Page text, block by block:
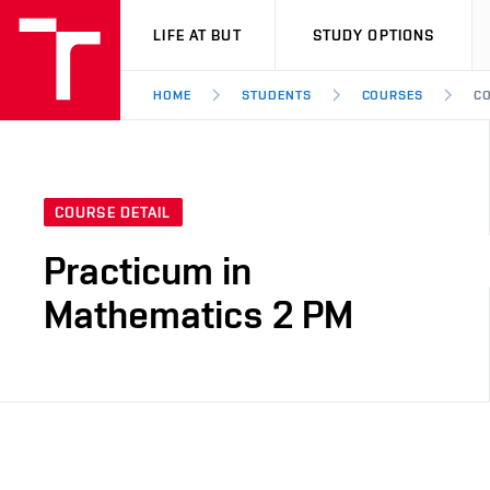
VUT
LIFE AT BUT STUDY OPTIONS
HOME STUDENTS COURSES
COURSE DETAIL
Practicum in
Mathematics 2 PM